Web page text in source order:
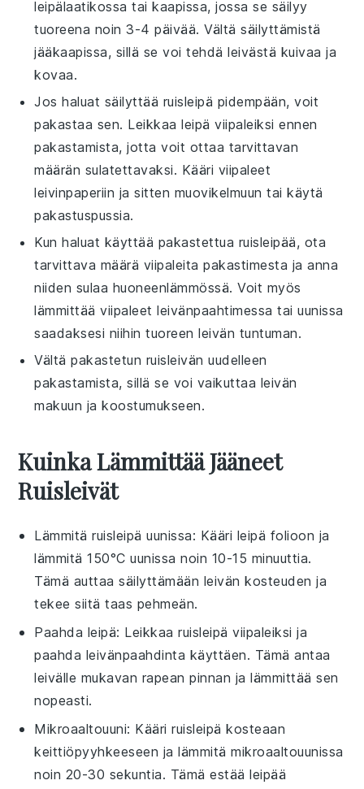
leipälaatikossa tai kaapissa, jossa se säilyy
tuoreena noin 3-4 päivää. Vältä säilyttämistä
jääkaapissa, sillä se voi tehdä leivästä kuivaa ja
kovaa.
Jos haluat säilyttää ruisleipä pidempään, voit
pakastaa sen. Leikkaa leipä viipaleiksi ennen
pakastamista, jotta voit ottaa tarvittavan
määrän sulatettavaksi. Kääri viipaleet
leivinpaperiin ja sitten muovikelmuun tai käytä
pakastuspussia.
Kun haluat käyttää pakastettua ruisleipää, ota
tarvittava määrä viipaleita pakastimesta ja anna
niiden sulaa huoneenlämmössä. Voit myös
lämmittää viipaleetleivänpaahtimessa taiuunissa
saadaksesi niihin tuoreen leivän tuntuman.
Vältä pakastetun ruisleivän uudelleen
pakastamista, sillä se voi vaikuttaa leivän
makuun ja koostumukseen.
Kuinka Lämmittää Jääneet
Ruisleivät
Lämmitäruisleipä uunissa: Kääri leipä folioon ja
lämmitä 150°C uunissa noin 10-15 minuuttia.
Tämä auttaa säilyttämään leivän kosteuden ja
tekee siitä taas pehmeän.
Paahda leipä: Leikkaaruisleipä viipaleiksi ja
paahda leivänpaahdinta käyttäen. Tämä antaa
leivälle mukavan rapean pinnan ja lämmittää sen
nopeasti.
Mikroaaltouuni: Kääriruisleipä kosteaan
keittiöpyyhkeeseen ja lämmitä mikroaaltouunissa
noin 20-30 sekuntia. Tämä estääleipää